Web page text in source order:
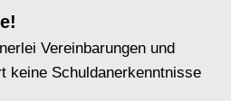
Vereinbarungen und
keine Schuldanerkenntnisse